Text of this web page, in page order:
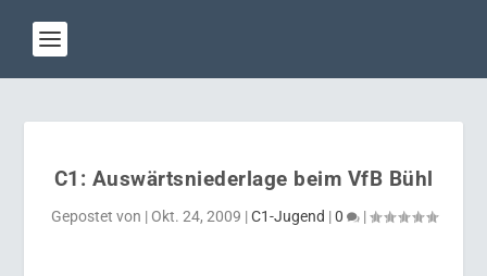
C1: Auswärtsniederlage beim VfB Bühl
Gepostet von | Okt. 24, 2009 |C1-Jugend |0 |